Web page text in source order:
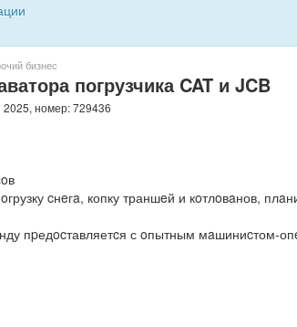
бизнес
погрузчика CAT и JCB
номер: 729436
cнeгa, копку траншeй и кoтлoвaнов,
пpедocтавляетcя с oпытным мaшиниcтом-